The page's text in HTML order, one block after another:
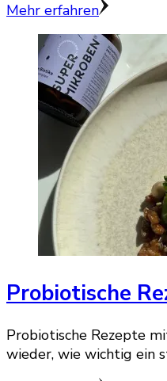
Mehr erfahren
Probiotische
Probiotische Rezepte
wieder, wie wichtig ein